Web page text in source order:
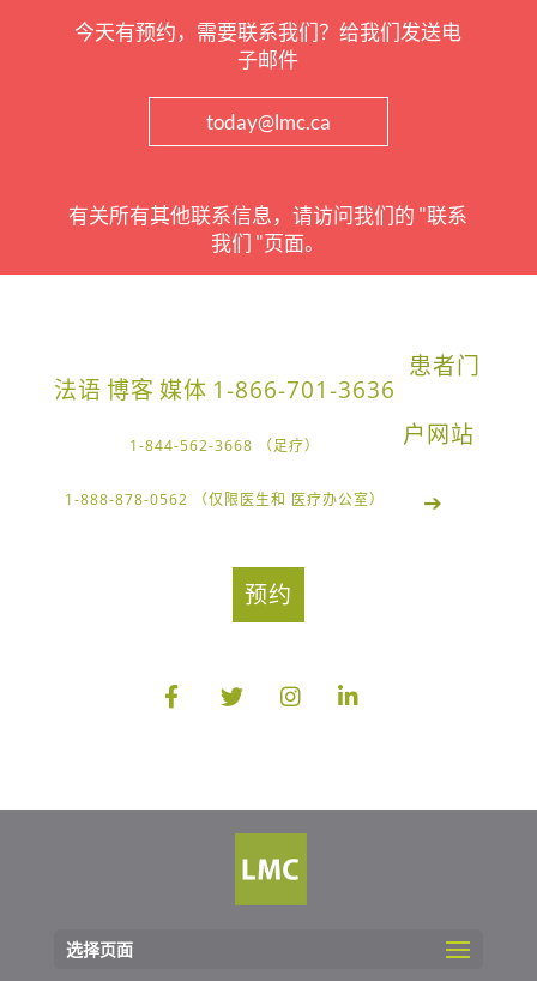
今天有预约，需要联系我们？给我们发送电
子邮件
today@lmc.ca
有关所有其他联系信息，请访问我们的 "联系
我们 "页面。
法语博客 媒体 1-866-701-3636
1-844-562-3668 （足疗）
1-888-878-0562 （仅限医生和 医疗办公室）
患者门
户网站
➔
预约
选择页面